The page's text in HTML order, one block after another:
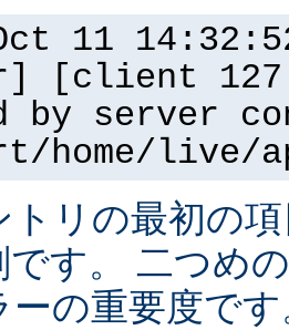
11
[client
by server
home/live/
トリの最初の
です。 二つめ
ーの重要度で